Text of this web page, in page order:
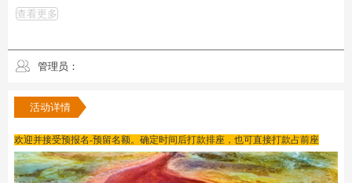
查看更多
管理员：
活动详情
欢迎并接受预报名-预留名额。确定时间后打款排座，也可直接打款占前座